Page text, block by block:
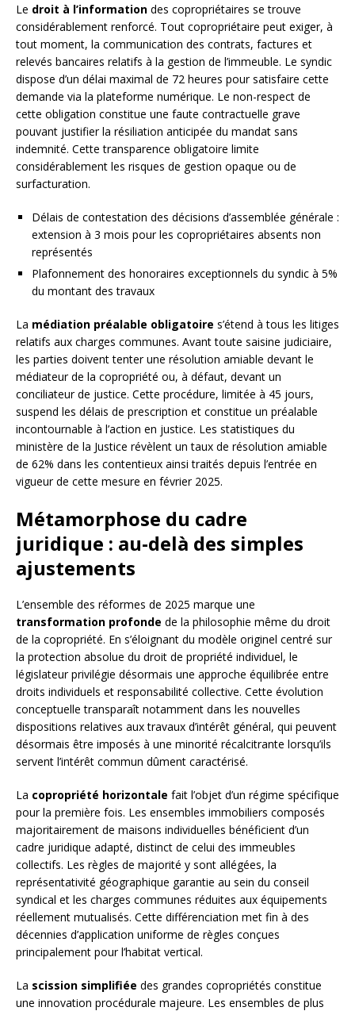
Le droit à l’information des copropriétaires se trouve
considérablement renforcé. Tout copropriétaire peut exiger, à
tout moment, la communication des contrats, factures et
relevés bancaires relatifs à la gestion de l’immeuble. Le syndic
dispose d’un délai maximal de 72 heures pour satisfaire cette
demande via la plateforme numérique. Le non-respect de
cette obligation constitue une faute contractuelle grave
pouvant justifier la résiliation anticipée du mandat sans
indemnité. Cette transparence obligatoire limite
considérablement les risques de gestion opaque ou de
surfacturation.
Délais de contestation des décisions d’assemblée générale :
extension à 3 mois pour les copropriétaires absents non
représentés
Plafonnement des honoraires exceptionnels du syndic à 5%
du montant des travaux
La médiation préalable obligatoire s’étend à tous les litiges
relatifs aux charges communes. Avant toute saisine judiciaire,
les parties doivent tenter une résolution amiable devant le
médiateur de la copropriété ou, à défaut, devant un
conciliateur de justice. Cette procédure, limitée à 45 jours,
suspend les délais de prescription et constitue un préalable
incontournable à l’action en justice. Les statistiques du
ministère de la Justice révèlent un taux de résolution amiable
de 62% dans les contentieux ainsi traités depuis l’entrée en
vigueur de cette mesure en février 2025.
Métamorphose du cadre
juridique : au-delà des simples
ajustements
L’ensemble des réformes de 2025 marque une
transformation profonde de la philosophie même du droit
de la copropriété. En s’éloignant du modèle originel centré sur
la protection absolue du droit de propriété individuel, le
législateur privilégie désormais une approche équilibrée entre
droits individuels et responsabilité collective. Cette évolution
conceptuelle transparaît notamment dans les nouvelles
dispositions relatives aux travaux d’intérêt général, qui peuvent
désormais être imposés à une minorité récalcitrante lorsqu’ils
servent l’intérêt commun dûment caractérisé.
La copropriété horizontale fait l’objet d’un régime spécifique
pour la première fois. Les ensembles immobiliers composés
majoritairement de maisons individuelles bénéficient d’un
cadre juridique adapté, distinct de celui des immeubles
collectifs. Les règles de majorité y sont allégées, la
représentativité géographique garantie au sein du conseil
syndical et les charges communes réduites aux équipements
réellement mutualisés. Cette différenciation met fin à des
décennies d’application uniforme de règles conçues
principalement pour l’habitat vertical.
La scission simplifiée des grandes copropriétés constitue
une innovation procédurale majeure. Les ensembles de plus